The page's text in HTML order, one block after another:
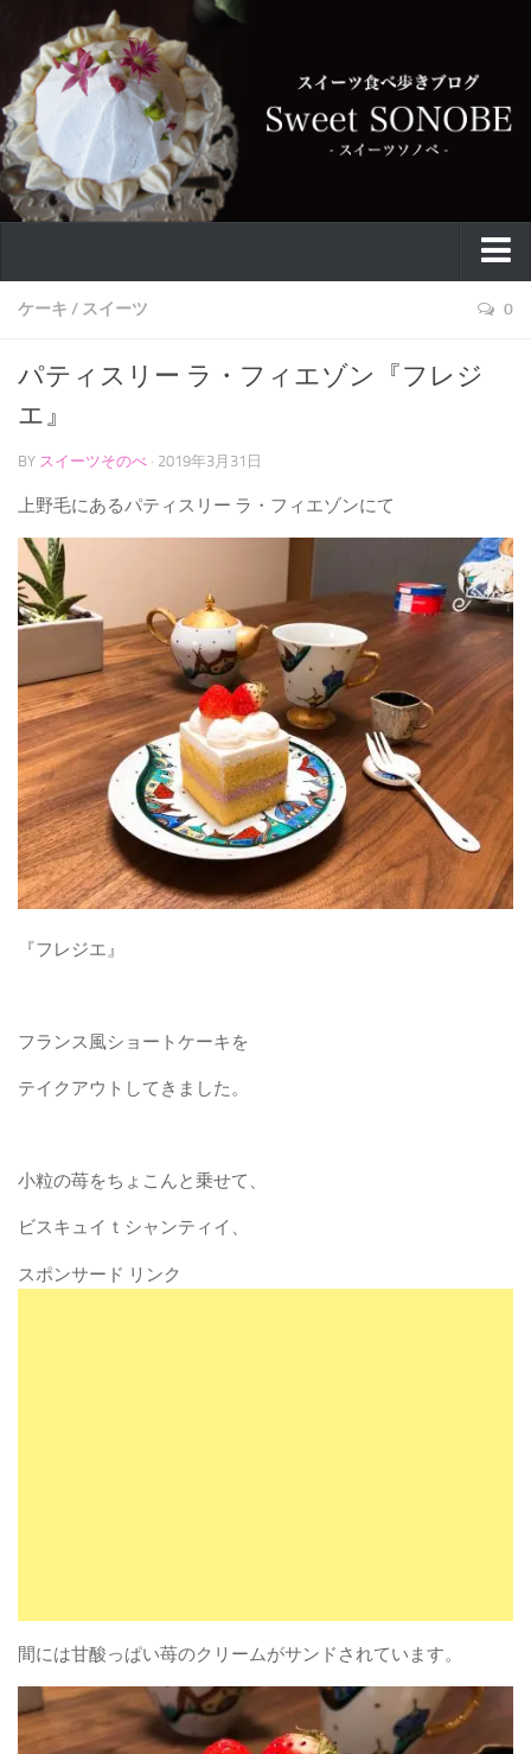
特集
スイーツ
パンケーキ
焼き菓子
自作
お問い合わせフォーム
ケーキ / スイーツ 0
パティスリー ラ・フィエゾン『フレジ
エ』
BY スイーツそのべ · 2019年3月31日
上野毛にあるパティスリー ラ・フィエゾンにて
『フレジエ』
フランス風ショートケーキを
テイクアウトしてきました。
小粒の苺をちょこんと乗せて、
ビスキュイｔシャンティイ、
スポンサード リンク
間には甘酸っぱい苺のクリームがサンドされています。